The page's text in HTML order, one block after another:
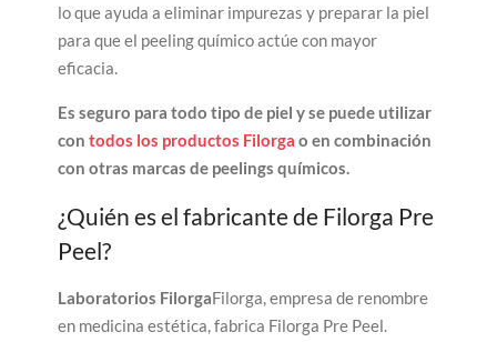
lo que ayuda a eliminar impurezas y preparar la piel
para que el peeling químico actúe con mayor
eficacia.
Es seguro para todo tipo de piel y se puede utilizar
con todos los productos Filorga o en combinación
con otras marcas de peelings químicos.
¿Quién es el fabricante de Filorga Pre
Peel?
Laboratorios FilorgaFilorga, empresa de renombre
en medicina estética, fabrica Filorga Pre Peel.